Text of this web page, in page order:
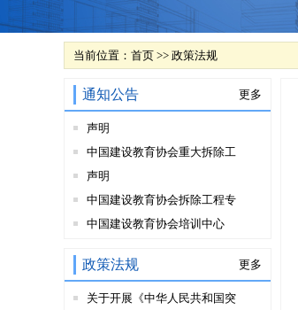
当前位置： 首页 >> 政策法规
通知公告 更多
声明
中国建设教育协会重大拆除工
声明
中国建设教育协会拆除工程专
中国建设教育协会培训中心
政策法规 更多
关于开展《中华人民共和国突